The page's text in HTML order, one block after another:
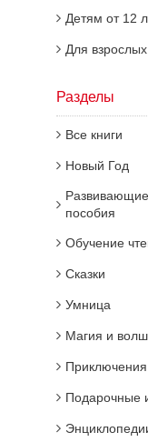
Детям от 12
Для взрослых
Разделы
Все книги
Новый Год
Развивающие
пособия
Обучение
Сказки
Умница
Магия и
Приключения
Подарочные